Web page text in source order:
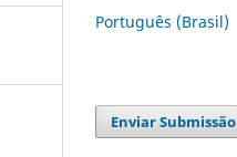
Português (Brasil)
Enviar Submissão